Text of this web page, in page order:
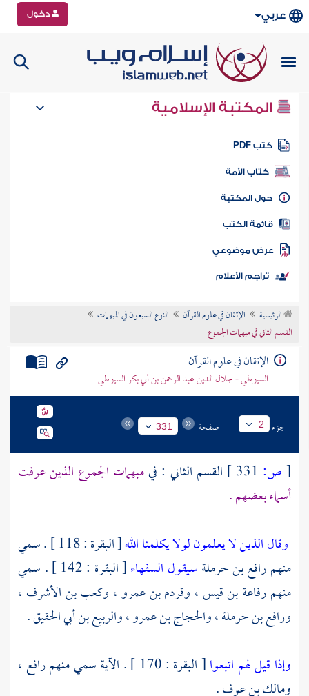
عربي دخول
المكتبة الإسلامية
كتب PDF
كتاب الأمة
المكتبة
الكتب
موضوعي
تراجم الأعلام
الرئيسية الإتقان في علوم القرآن
النوع السبعون في المبهمات
القسم الثاني في مبهمات الجموع
الإتقان في علوم القرآن
السيوطي - جلال الدين عبد الرحمن بن أبي بكر السيوطي
جزء 2 صفحة 331
[ص: القسم الثاني : فيمبهمات الجموع الذين عرفت
أسماء بعضهم .
وقال الذين لا يعلمون لولا يكلمنا الله
[ البقرة : 118 ] . سمي
منهمرافع بن حرملةسيقول السفهاء
[ البقرة : 142 ] . سمي
منهمرفاعة بن قيس ، وقردم بن عمرو ، وكعب بن الأشرف ،
ورافع بن حرملة ،والحجاج بن عمرو ،والربيع بن أبي الحقيق.
وإذا قيل لهم اتبعوا[ البقرة : 170 ] . الآية سمي منهم
رافع ،
ومالك بن عوف.